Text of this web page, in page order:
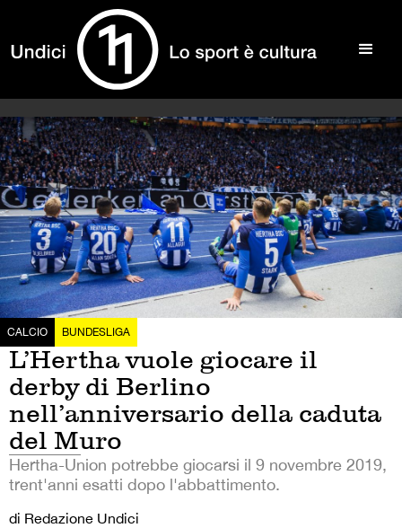
CALCIO BUNDESLIGA
L’Hertha vuole giocare il
derby di Berlino
nell’anniversario della caduta
del Muro
Hertha-Union potrebbe giocarsi il 9 novembre 2019,
trent'anni esatti dopo l'abbattimento.
di Redazione Undici